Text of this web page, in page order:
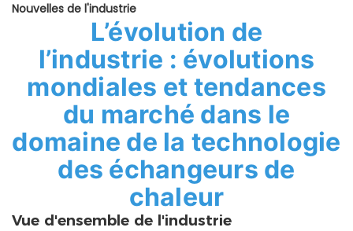
Nouvelles de l'industrie
L’évolution de
l’industrie : évolutions
mondiales et tendances
du marché dans le
domaine de la technologie
des échangeurs de
chaleur
Vue d'ensemble de l'industrie